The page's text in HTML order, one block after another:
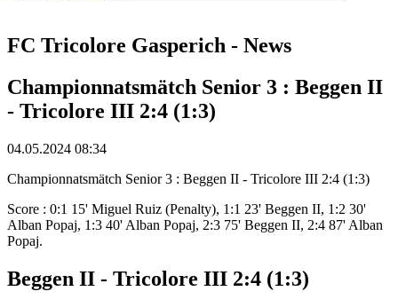
FC Tricolore Gasperich - News
Championnatsmätch Senior 3 : Beggen II
- Tricolore III 2:4 (1:3)
04.05.2024 08:34
Championnatsmätch Senior 3 : Beggen II - Tricolore III 2:4 (1:3)
Score : 0:1 15' Miguel Ruiz (Penalty), 1:1 23' Beggen II, 1:2 30'
Alban Popaj, 1:3 40' Alban Popaj, 2:3 75' Beggen II, 2:4 87' Alban
Popaj.
Beggen II - Tricolore III 2:4 (1:3)